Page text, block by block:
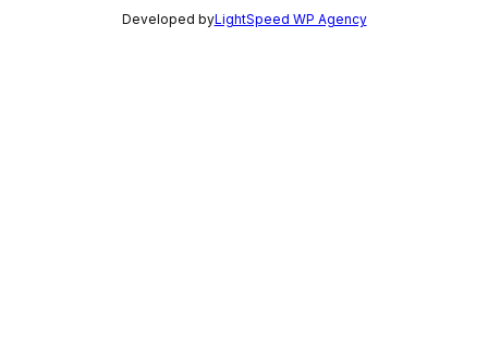
Developed byLightSpeed WP Agency